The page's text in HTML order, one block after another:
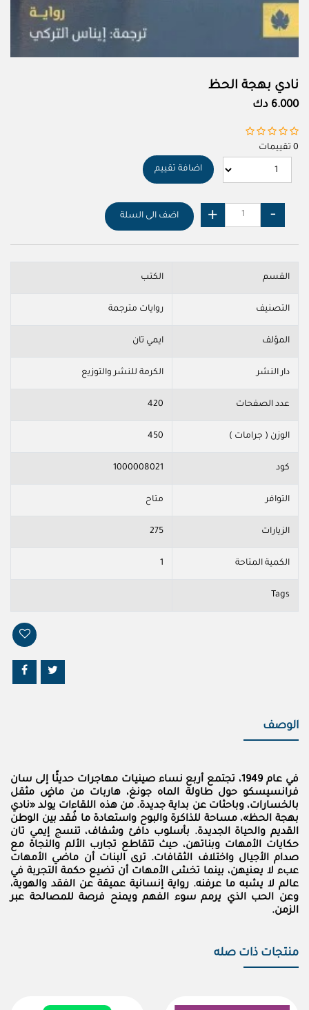
نادي بهجة الحظ
6.000 دك
0 تقييمات
اضافة تقييم
اضف الى السلة
القسم الكتب
التصنيف روايات مترجمة
المؤلف ايمي تان
دار النشر الكرمة للنشر والتوزيع
عدد الصفحات 420
الوزن ( جرامات ) 450
كود 1000008021
التوافر متاح
الزيارات 275
الكمية المتاحة 1
Tags
الوصف
في عام 1949، تجتمع أربع نساء صينيات مهاجرات حديثًا إلى سان
فرانسيسكو حول طاولة الماه جونغ، هاربات من ماضٍ مثقل
بالخسارات، وباحثات عن بداية جديدة. من هذه اللقاءات يولد «نادي
بهجة الحظ»، مساحة للذاكرة والبوح واستعادة ما فُقد بين الوطن
القديم والحياة الجديدة. بأسلوب دافئ وشفاف، تنسج إيمي تان
حكايات الأمهات وبناتهن، حيث تتقاطع تجارب الألم والنجاة مع
صدام الأجيال واختلاف الثقافات. ترى البنات أن ماضي الأمهات
عبء لا يعنيهن، بينما تخشى الأمهات أن تضيع حكمة التجربة في
عالم لا يشبه ما عرفنه. رواية إنسانية عميقة عن الفقد والهوية،
وعن الحب الذي يرمم سوء الفهم ويمنح فرصة للمصالحة عبر
الزمن.
منتجات ذات صله